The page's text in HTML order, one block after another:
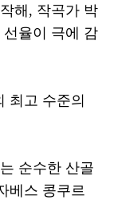
해 , 작곡가 박
율이 극에 감
최고 수준의
순수한 산골
베스 콩쿠르